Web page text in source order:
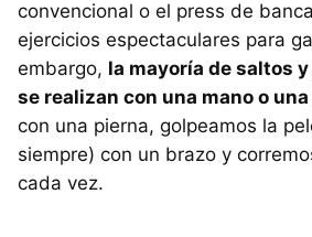
convencional o el press de
ejercicios espectaculares para
embargo, la mayoría de saltos
se realizan con una mano o
con una pierna, golpeamos la
siempre) con un brazo y
cada vez.